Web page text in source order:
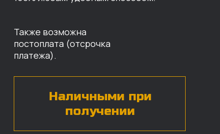
назовут цены и проконсультируют
по нужным деталям.